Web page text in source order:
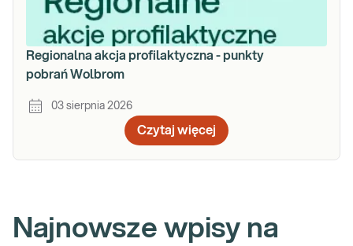
Regionalna akcja profilaktyczna - punkty
pobrań Wolbrom
03 sierpnia 2026
Czytaj więcej
Najnowsze wpisy na